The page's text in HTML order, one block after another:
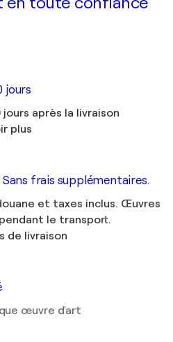
jours
après la livraison
plus
frais supplémentaires.
et taxes inclus. Œuvres
le transport.
de livraison
œuvre d'art